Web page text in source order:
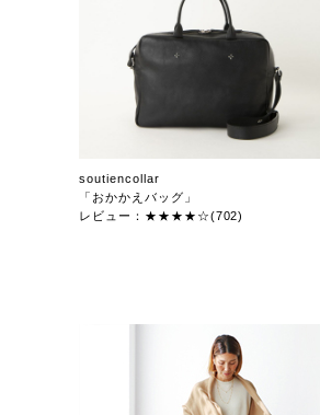
soutiencollar
「おかかえバッグ」
レビュー：★★★★☆(702)